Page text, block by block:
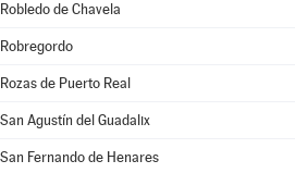
Robledo de Chavela
Robregordo
Rozas de Puerto Real
San Agustín del Guadalix
San Fernando de Henares